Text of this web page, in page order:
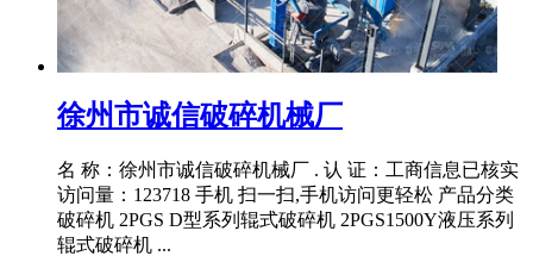
徐州市诚信破碎机械厂
名 称：徐州市诚信破碎机械厂 . 认 证：工商信息已核实
访问量：123718 手机 扫一扫,手机访问更轻松 产品分类
破碎机 2PGS D型系列辊式破碎机 2PGS1500Y液压系列
辊式破碎机 ...